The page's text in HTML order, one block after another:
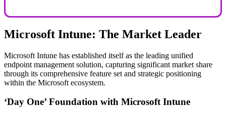
Microsoft Intune: The Market Leader
Microsoft Intune has established itself as the leading unified
endpoint management solution, capturing significant market share
through its comprehensive feature set and strategic positioning
within the Microsoft ecosystem.
‘Day One’ Foundation with Microsoft Intune